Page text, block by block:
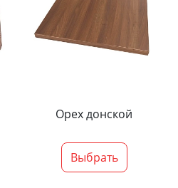
Орех донской
Выбрать